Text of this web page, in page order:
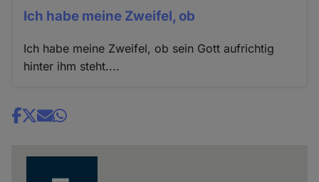
Ich habe meine Zweifel, ob
Ich habe meine Zweifel, ob sein Gott aufrichtig
hinter ihm steht....
Share